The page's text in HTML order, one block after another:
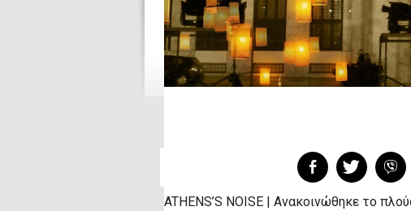
ATHENS’S NOISE | Ανακοινώθηκε το